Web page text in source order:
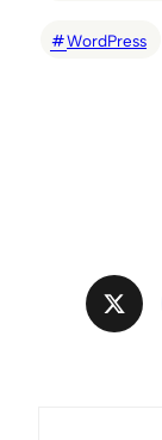
WordPress